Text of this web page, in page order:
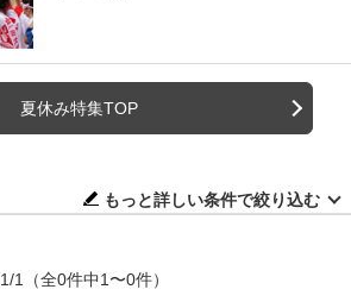
夏休み特集TOP
もっと詳しい条件で絞り込む
1/1 （全0件中1〜0件）